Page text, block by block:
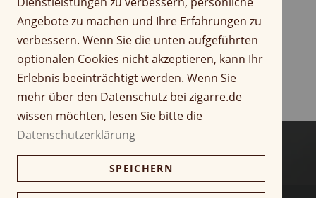
r
n
g
e
n
Z
u
A
n
f
a
g
d
r
Angebote zu machen und Ihre Erfahrungen zu
verbessern. Wenn Sie die unten aufgeführten
optionalen Cookies nicht akzeptieren, kann Ihr
Erlebnis beeinträchtigt werden. Wenn Sie
mehr über den Datenschutz bei zigarre.de
wissen möchten, lesen Sie bitte die
Datenschutzerklärung
SPEICHERN